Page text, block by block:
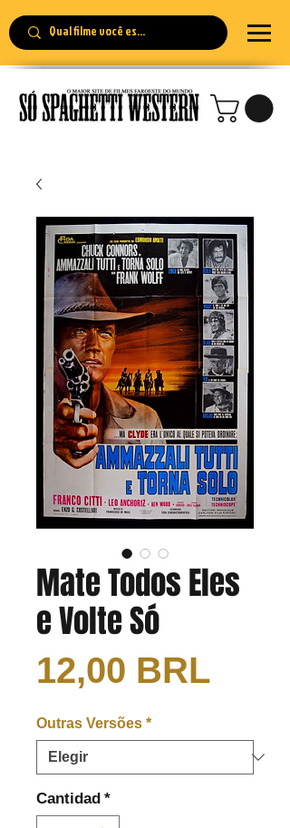
Mate Todos Eles
e Volte Só
12,00 BRL
Outras Versões *
Cantidad *